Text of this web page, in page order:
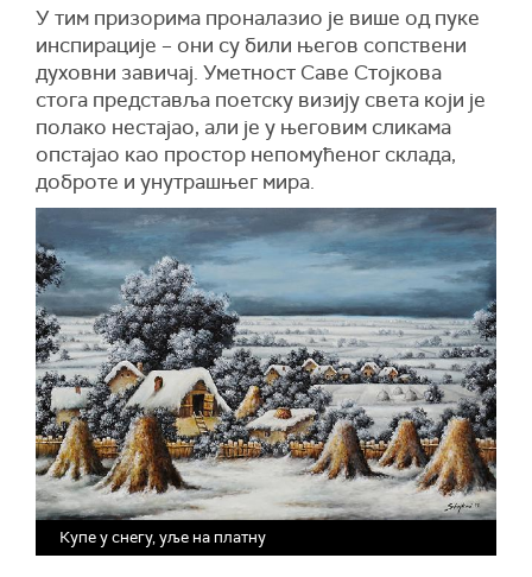
У тим призорима проналазио је више од пуке
инспирације – они су били његов сопствени
духовни завичај. Уметност Саве Стојкова
стога представља поетску визију света који је
полако нестајао, али је у његовим сликама
опстајао као простор непомућеног склада,
доброте и унутрашњег мира.
Купе у снегу, уље на платну